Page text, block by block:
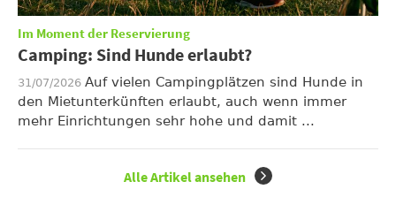
Im Moment der Reservierung
Camping: Sind Hunde erlaubt?
31/07/2026 Auf vielen Campingplätzen sind Hunde in
den Mietunterkünften erlaubt, auch wenn immer
mehr Einrichtungen sehr hohe und damit ...
Alle Artikel ansehen